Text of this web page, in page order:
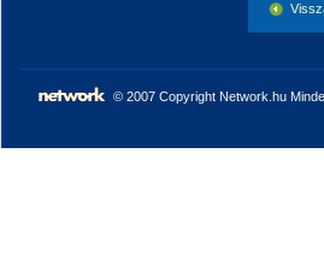
© 2007 Copyright Network.hu